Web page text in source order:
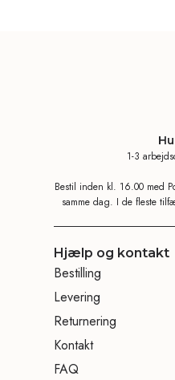
1-3
Bestil inden kl. 16.00 med
samme dag. I de fleste
Hjælp og kontakt
Bestilling
Levering
Returnering
Kontakt
FAQ